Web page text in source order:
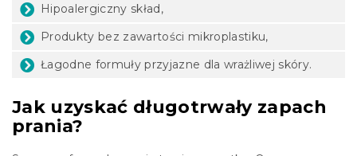
Hipoalergiczny skład,
Produkty bez zawartości mikroplastiku,
Łagodne formuły przyjazne dla wrażliwej skóry.
Jak uzyskać długotrwały zapach
prania?